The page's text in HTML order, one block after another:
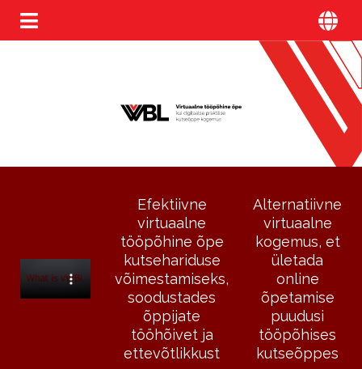
Efektiivne
virtuaalne
tööpõhine õpe
kutsehariduse
võimestamiseks,
soodustades
õppijate
tööhõivet ja
ettevõtlikkust
Alternatiivne
virtuaalne
kogemus, et
ületada
online
õpetamise
puudusi
tööpõhises
kutseõppes